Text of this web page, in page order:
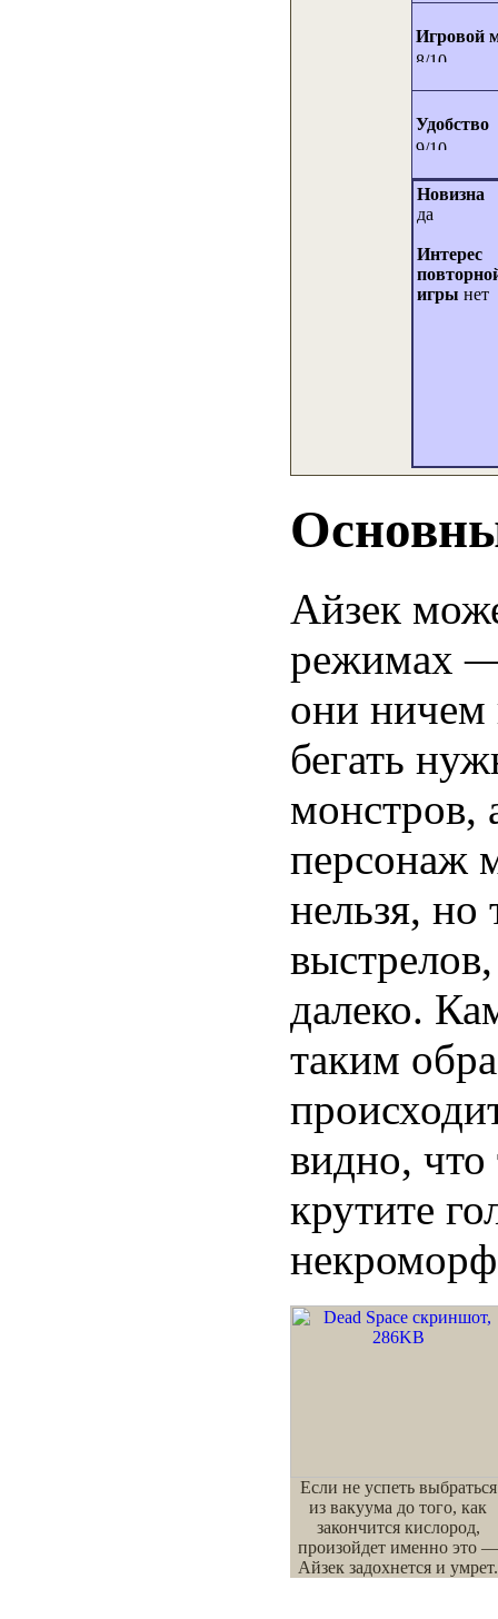
Игровой
Удобство
Новизна
да
Интерес
игры нет
Айзек
режимах
они ничем
бегать
монстров,
персонаж
нельзя, но
далеко.
таким
видно,
крутите
Если не успеть выбраться
из вакуума до того, как
закончится кислород,
произойдет именно это —
Айзек задохнется и умрет.